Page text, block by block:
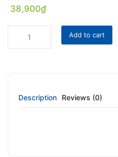
38,900₫
Add to cart
Description Reviews (0)